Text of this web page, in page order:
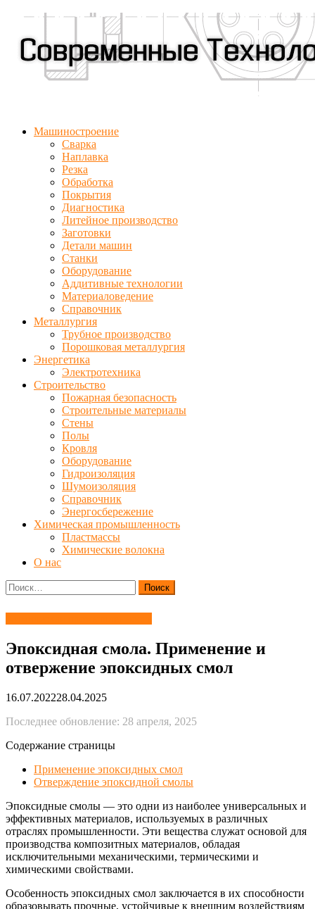
Машиностроение
Сварка
Наплавка
Резка
Обработка
Покрытия
Диагностика
Литейное производство
Заготовки
Детали машин
Станки
Оборудование
Аддитивные технологии
Материаловедение
Справочник
Металлургия
Трубное производство
Порошковая металлургия
Энергетика
Электротехника
Строительство
Пожарная безопасность
Строительные материалы
Стены
Полы
Кровля
Оборудование
Гидроизоляция
Шумоизоляция
Справочник
Энергосбережение
Химическая промышленность
Пластмассы
Химические волокна
О нас
Найти:
Эпоксидная смола. Применение и
отвержение эпоксидных смол
16.07.202228.04.2025
Последнее обновление: 28 апреля, 2025
Содержание страницы
Применение эпоксидных смол
Отверждение эпоксидной смолы
Эпоксидные смолы — это одни из наиболее универсальных и
эффективных материалов, используемых в различных
отраслях промышленности. Эти вещества служат основой для
производства композитных материалов, обладая
исключительными механическими, термическими и
химическими свойствами.
Особенность эпоксидных смол заключается в их способности
образовывать прочные, устойчивые к внешним воздействиям